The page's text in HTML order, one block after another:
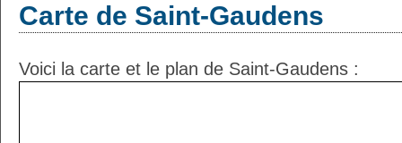
Carte de Saint-Gaudens
Voici la carte et le plan de Saint-Gaudens :